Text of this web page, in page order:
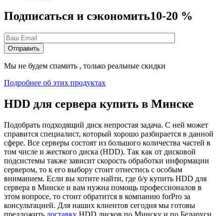
Подписаться и сэкономить10-20 %
Мы не будем спамить , только реальные скидки
Подробнее об этих продуктах
HDD для сервера купить в Минске
Подобрать подходящий диск непростая задача. С ней может
справится специалист, который хорошо разбирается в данной
сфере. Все серверы состоят из большого количества частей в
том числе и жесткого диска (HDD). Так как от дисковой
подсистемы также зависит скорость обработки информации
сервером, то к его выбору стоит отнестись с особым
вниманием. Если вы хотите найти, где б/у купить HDD для
сервера в Минске и вам нужна помощь профессионалов в
этом вопросе, то стоит обратится в компанию forPro за
консультацией. Для наших клиентов сегодня мы готовы
предложить доставку HDD дисков по Минску и по Беларуси